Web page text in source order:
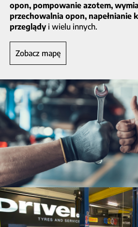
opon, pompowanie azotem,
przechowalnia opon, napełnianie
przeglądyi wielu innych.
Zobacz mapę